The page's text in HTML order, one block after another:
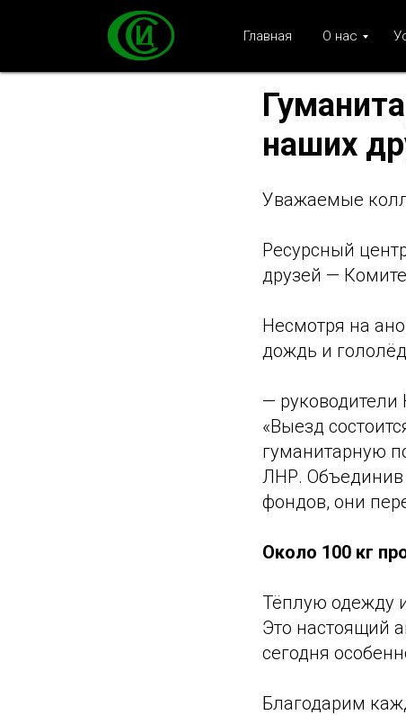
Главная О нас
наших
Уважаемые
Ресурсный
друзей —
Несмотря на
дождь и гололёд
—
«Выезд
гуманитарную
ЛНР. Объединив
фондов, они
Около 100 кг
Тёплую одежду
Это настоящий
сегодня
Благодарим